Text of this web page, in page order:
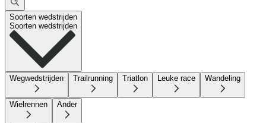
Soorten wedstrijden
Soorten wedstrijden
Wegwedstrijden Trailrunning Triatlon Leuke race Wandeling
Wielrennen Ander